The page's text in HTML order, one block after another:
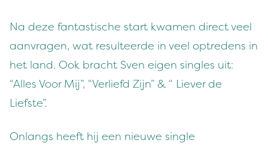
Na deze fantastische start kwamen direct veel
aanvragen, wat resulteerde in veel optredens in
het land. Ook bracht Sven eigen singles uit:
“Alles Voor Mij”, “Verliefd Zijn” & “ Liever de
Liefste”.
Onlangs heeft hij een nieuwe single